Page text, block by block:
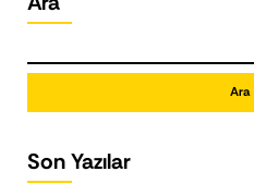
Ara
Son Yazılar